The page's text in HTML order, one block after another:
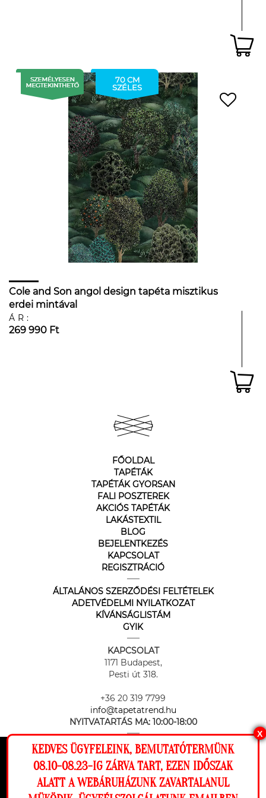
Ez a weboldal cookie-kat használ, hogy a
lehető legjobb élményt nyújtsa honlapunkon.
Beállítások
70 CM
SZÉLES
Cole and Son angol design tapéta misztikus
erdei mintával
ÁR:
269 990 Ft
FŐOLDAL
TAPÉTÁK
TAPÉTÁK GYORSAN
FALI POSZTEREK
AKCIÓS TAPÉTÁK
LAKÁSTEXTIL
BLOG
BEJELENTKEZÉS
KAPCSOLAT
REGISZTRÁCIÓ
ÁLTALÁNOS SZERZŐDÉSI FELTÉTELEK
ADETVÉDELMI NYILATKOZAT
KÍVÁNSÁGLISTÁM
GYIK
KAPCSOLAT
1171 Budapest,
Pesti út 318.
+36 20 319 7799
info@tapetatrend.hu
NYITVATARTÁS MA: 10:00-18:00
X
KEDVES ÜGYFELEINK, BEMUTATÓTERMÜNK
08.10-08.23-IG ZÁRVA TART, EZEN IDŐSZAK
ALATT A WEBÁRUHÁZUNK ZAVARTALANUL